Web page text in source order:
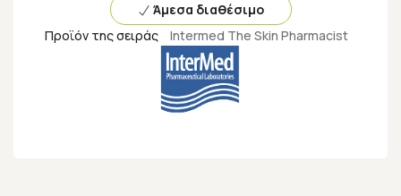
Άμεσα διαθέσιμο
Προϊόν της σειράς
Intermed The Skin Pharmacist